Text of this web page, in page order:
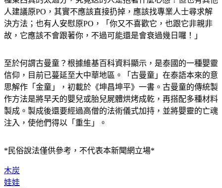
人建議原PO，其實不應該直接扔掉，應該找專業人士尋求解
決方法；也有人安慰原PO，「你又不喜歡它，也跟它非親非
故，它應該不會跟著你，不過可能還是會衰過幾日囉！」
至於何謂古曼童？根據維基百科資料顯示，是泰國的一種嬰靈
信仰，目前已蔓延至大中華地區。「古曼童」在泰語本來的意
思解作「金童」，初載於《坤昌坤平》一書。古曼童的傳統製
作方法是將早夭的嬰兒或胎兒屍體烘烤成乾，再搭配多種材料
製成。製成後還要經過高僧的法術儀式加持，並將嬰靈的亡魂
注入，使他們得以「重生」。
*民俗說法僅供參考，不代表本新聞網立場*
木炭
娃娃